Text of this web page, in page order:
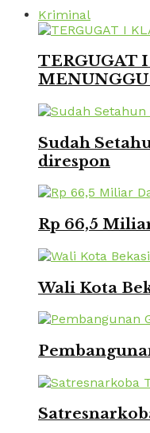
Kriminal
TERGUGAT
Sudah
direspon
Rp 66,5
Wali Kota